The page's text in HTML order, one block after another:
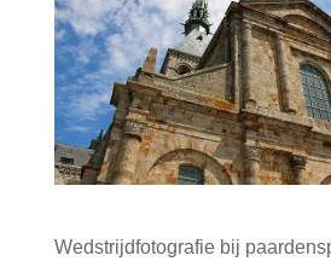
Wedstrijdfotografie bij